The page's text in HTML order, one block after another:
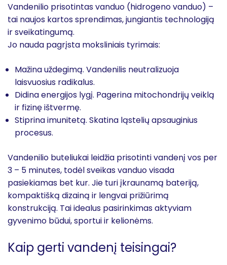
Vandenilio prisotintas vanduo (hidrogeno vanduo) –
tai naujos kartos sprendimas, jungiantis technologiją
ir sveikatingumą.
Jo nauda pagrįsta moksliniais tyrimais:
Mažina uždegimą. Vandenilis neutralizuoja
laisvuosius radikalus.
Didina energijos lygį. Pagerina mitochondrijų veiklą
ir fizinę ištvermę.
Stiprina imunitetą. Skatina ląstelių apsauginius
procesus.
Vandenilio buteliukai leidžia prisotinti vandenį vos per
3 – 5 minutes, todėl sveikas vanduo visada
pasiekiamas bet kur. Jie turi įkraunamą bateriją,
kompaktišką dizainą ir lengvai prižiūrimą
konstrukciją. Tai idealus pasirinkimas aktyviam
gyvenimo būdui, sportui ir kelionėms.
Kaip gerti vandenį teisingai?